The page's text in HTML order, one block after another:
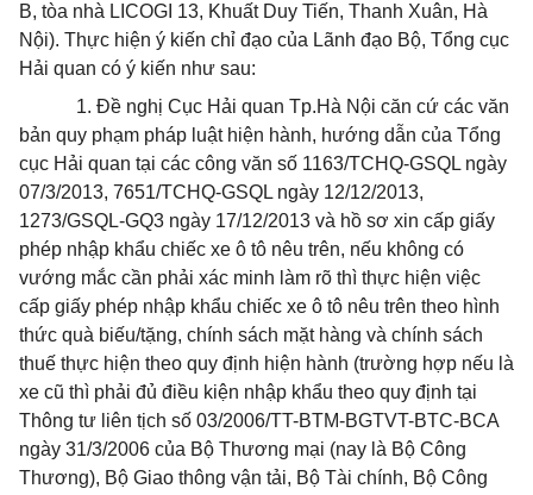
B, tòa nhà LICOGI 13, Khuất Duy Tiến, Thanh Xuân, Hà
Nội). Thực hiện ý kiến chỉ đạo của Lãnh đạo Bộ, Tổng cục
Hải quan có ý kiến như sau:
1. Đề nghị Cục Hải quan Tp.Hà Nội căn cứ các văn
bản quy phạm pháp luật hiện hành, hướng dẫn của Tổng
cục Hải quan tại các công văn số 1163/TCHQ-GSQL ngày
07/3/2013, 7651/TCHQ-GSQL ngày 12/12/2013,
1273/GSQL-GQ3 ngày 17/12/2013 và hồ sơ xin cấp giấy
phép nhập khẩu chiếc xe ô tô nêu trên, nếu không có
vướng mắc cần phải xác minh làm rõ thì thực hiện việc
cấp giấy phép nhập khẩu chiếc xe ô tô nêu trên theo hình
thức quà biếu/tặng, chính sách mặt hàng và chính sách
thuế thực hiện theo quy định hiện hành (trường hợp nếu là
xe cũ thì phải đủ điều kiện nhập khẩu theo quy định tại
Thông tư liên tịch số 03/2006/TT-BTM-BGTVT-BTC-BCA
ngày 31/3/2006 của Bộ Thương mại (nay là Bộ Công
Thương), Bộ Giao thông vận tải, Bộ Tài chính, Bộ Công